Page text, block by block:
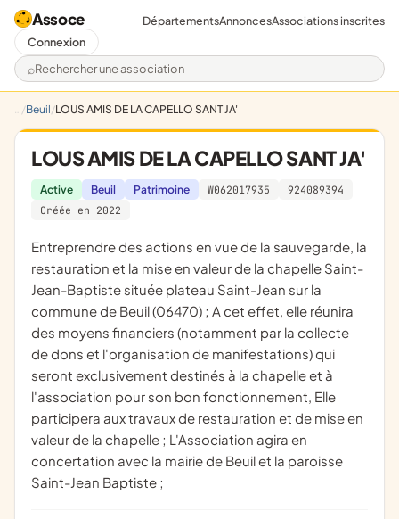
Assoce
Rechercher une association
DépartementsAnnoncesAssociations inscrites
Connexion
Beuil LOUS AMIS DE LA CAPELLO SANT JA'
LOUS AMIS DE LA CAPELLO SANT JA'
Active Beuil Patrimoine W062017935
924089394
Créée en 2022
entreprendre des actions en vue de la sauvegarde, la
restauration et la mise en valeur de la chapelle Saint-
Jean-Baptiste située plateau Saint-Jean sur la
commune de Beuil (06470) ; A cet effet, elle réunira
des moyens financiers (notamment par la collecte
de dons et l'organisation de manifestations) qui
seront exclusivement destinés à la chapelle et à
l'association pour son bon fonctionnement, Elle
participera aux travaux de restauration et de mise en
valeur de la chapelle ; L'Association agira en
concertation avec la mairie de Beuil et la paroisse
Saint-Jean Baptiste ;